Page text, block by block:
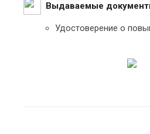
Выдаваемые
Удостоверение о